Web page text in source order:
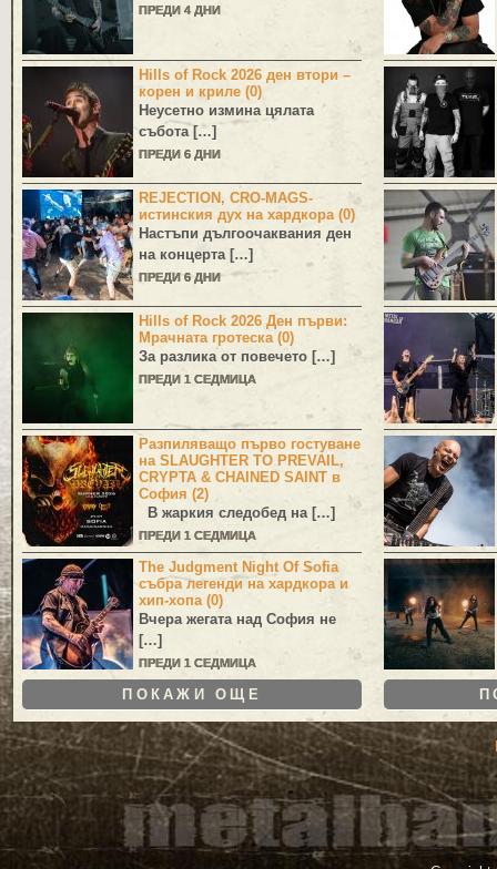
ПРЕДИ 4 ДНИ
Hills of Rock 2026 ден втори –
корен и криле (0)
Неусетно измина цялата
събота […]
ПРЕДИ 6 ДНИ
REJECTION, CRO-MAGS-
истинския дух на хардкора (0)
Настъпи дългоочаквания ден
на концерта […]
ПРЕДИ 6 ДНИ
Hills of Rock 2026 Ден първи:
Мрачната гротеска (0)
За разлика от повечето […]
ПРЕДИ 1 СЕДМИЦА
Разпиляващо първо гостуване
на SLAUGHTER TO PREVAIL,
CRYPTA & CHAINED SAINT в
София (2)
В жаркия следобед на […]
ПРЕДИ 1 СЕДМИЦА
The Judgment Night Of Sofia
събра легенди на хардкора и
хип-хопа (0)
Вчера жегата над София не
[…]
ПРЕДИ 1 СЕДМИЦА
ПОКАЖИ ОЩЕ